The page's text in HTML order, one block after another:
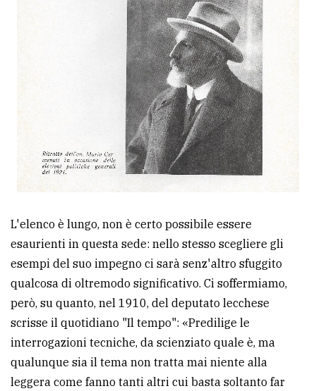
L'elenco è lungo, non è certo possibile essere
esaurienti in questa sede: nello stesso scegliere gli
esempi del suo impegno ci sarà senz'altro sfuggito
qualcosa di oltremodo significativo. Ci soffermiamo,
però, su quanto, nel 1910, del deputato lecchese
scrisse il quotidiano "Il tempo": «Predilige le
interrogazioni tecniche, da scienziato quale è, ma
qualunque sia il tema non tratta mai niente alla
leggera come fanno tanti altri cui basta soltanto far